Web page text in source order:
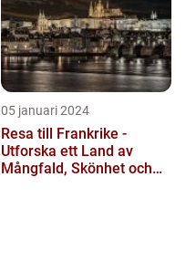
05 januari 2024
Resa till Frankrike -
Utforska ett Land av
Mångfald, Skönhet och